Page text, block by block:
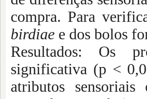
compra. Para
birdiae e dos bolos
Resultados: Os
significativa (p <
atributos